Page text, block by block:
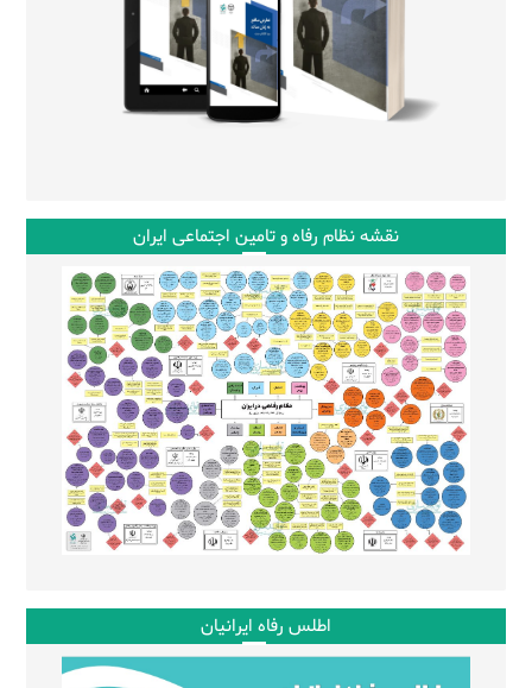
نقشه نظام رفاه و تامین اجتماعی ایران
اطلس رفاه ایرانیان